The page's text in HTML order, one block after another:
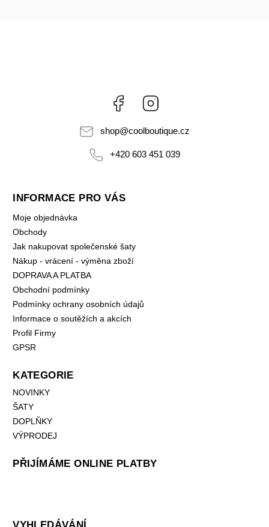
Facebook
shop@coolboutique.cz
+420 603 451 039
INFORMACE PRO VÁS
Moje objednávka
Obchody
Jak nakupovat společenské šaty
Nákup - vrácení - výměna zboží
DOPRAVA A PLATBA
Obchodní podmínky
Podmínky ochrany osobních údajů
Informace o soutěžích a akcích
Profil Firmy
GPSR
KATEGORIE
NOVINKY
ŠATY
DOPLŇKY
VÝPRODEJ
PŘIJÍMÁME ONLINE PLATBY